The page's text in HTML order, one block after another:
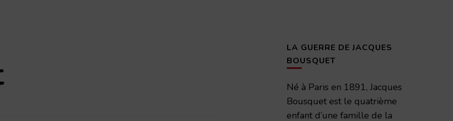
LA GUERRE DE JACQUES
BOUSQUET
Né à Paris en 1891, Jacques
Bousquet est le quatrième
enfant d’une famille de la